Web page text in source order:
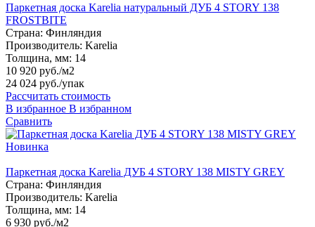
Паркетная доска Karelia натуральный ДУБ 4 STORY 138
FROSTBITE
Страна: Финляндия
Производитель: Karelia
Толщина, мм: 14
10 920 руб./м2
24 024 руб./упак
Рассчитать стоимость
В избранное В избранном
Сравнить
Новинка
Паркетная доска Karelia ДУБ 4 STORY 138 MISTY GREY
Страна: Финляндия
Производитель: Karelia
Толщина, мм: 14
6 930 руб./м2